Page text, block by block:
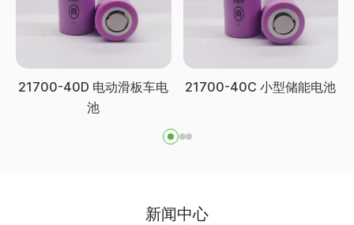
21700-40D 电动滑板车电
池
21700-40C 小型储能电池
新闻中心